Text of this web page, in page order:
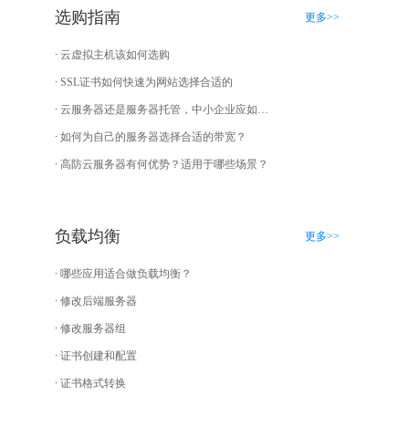
选购指南 更多>>
云虚拟主机该如何选购
SSL证书如何快速为网站选择合适的
云服务器还是服务器托管，中小企业应如何选择？
如何为自己的服务器选择合适的带宽？
高防云服务器有何优势？适用于哪些场景？
负载均衡 更多>>
哪些应用适合做负载均衡？
修改后端服务器
修改服务器组
证书创建和配置
证书格式转换